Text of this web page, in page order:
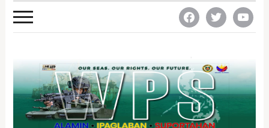
facebooktwitter youtube